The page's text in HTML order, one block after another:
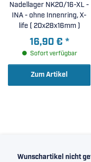
Nadellager NK20/16-XL -
INA - ohne Innenring, X-
life ( 20x28x16mm )
16,90 € *
Sofort verfügbar
Zum Artikel
Wunschartikel nicht